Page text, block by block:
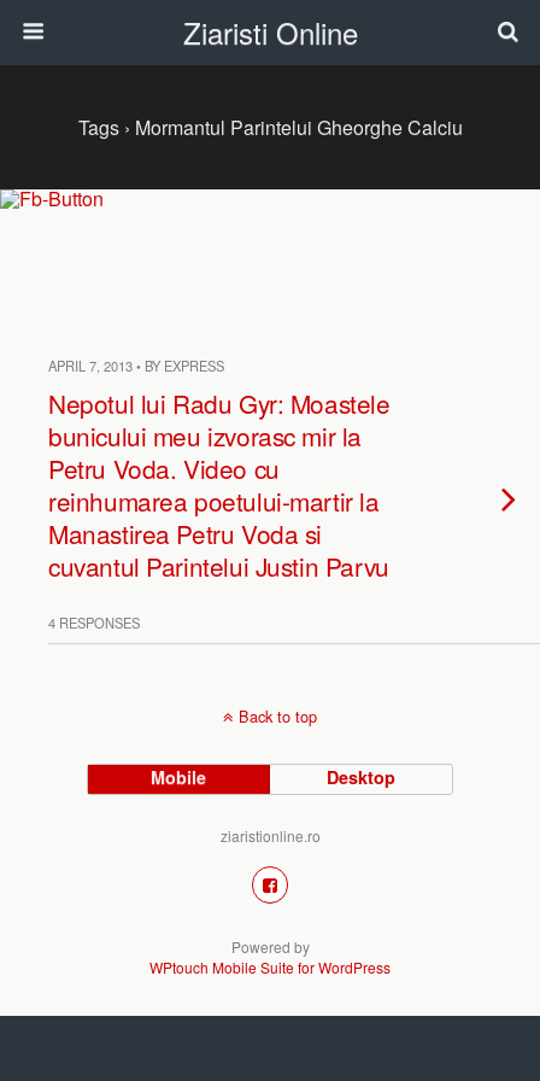
Ziaristi Online
Tags › Mormantul Parintelui Gheorghe Calciu
APRIL 7, 2013 • BY EXPRESS
Nepotul lui Radu Gyr: Moastele
bunicului meu izvorasc mir la
Petru Voda. Video cu
reinhumarea poetului-martir la
Manastirea Petru Voda si
cuvantul Parintelui Justin Parvu
4 RESPONSES
Back to top
Mobile Desktop
ziaristionline.ro
Powered by
WPtouch Mobile Suite for WordPress